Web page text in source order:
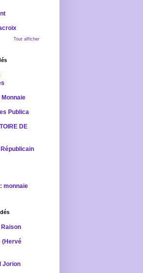
Tout afficher
Publica
DE
monnaie
(Hervé
Jorion